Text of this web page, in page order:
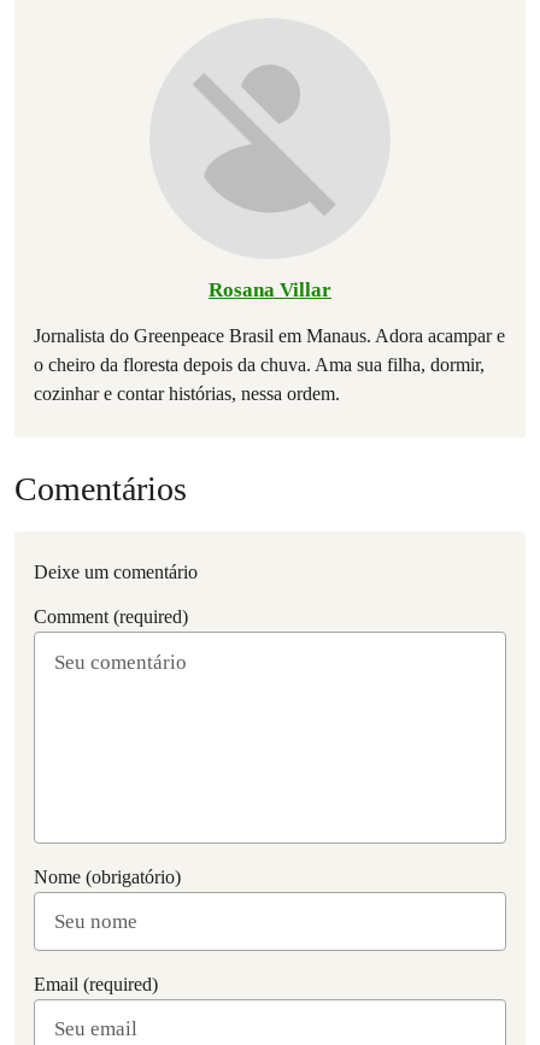
Rosana Villar
Jornalista do Greenpeace Brasil em Manaus. Adora acampar e
o cheiro da floresta depois da chuva. Ama sua filha, dormir,
cozinhar e contar histórias, nessa ordem.
Comentários
Deixe um comentário
Comment (required)
Nome (obrigatório)
Email (required)